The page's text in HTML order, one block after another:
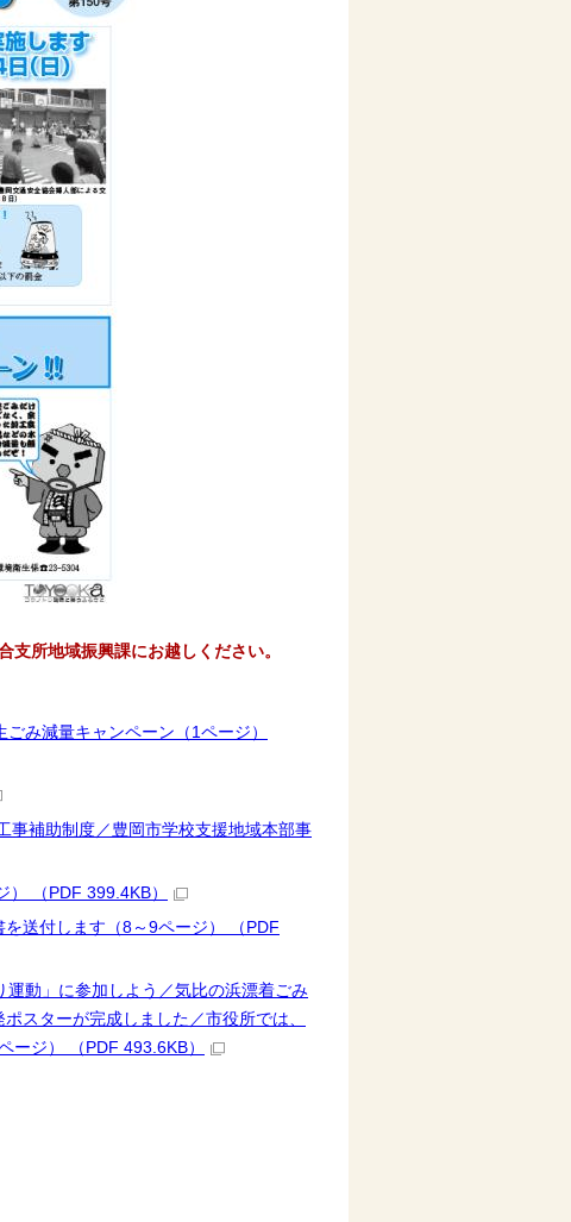
支所地域振興課にお越しください。
み減量キャンペーン（1ページ）
事補助制度／豊岡市学校支援地域本部事
（PDF 399.4KB）
送付します（8～9ページ） （PDF
動」に参加しよう／気比の浜漂着ごみ
スターが完成しました／市役所では、
ージ） （PDF 493.6KB）